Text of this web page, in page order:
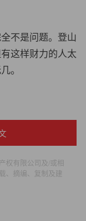
不是问题。登山
这样财力的人太
。
者，王石想打破
。世界因多样而
的意义。世界是
权有限公司及/或相
、摘编、复制及建